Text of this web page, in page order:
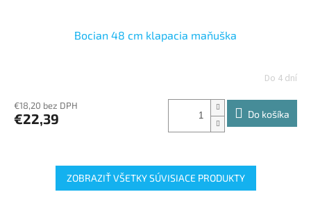
Bocian 48 cm klapacia maňuška
Do 4 dní
€18,20 bez DPH
€22,39 Do košíka
ZOBRAZIŤ VŠETKY SÚVISIACE PRODUKTY